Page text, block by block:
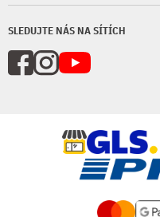
SLEDUJTE NÁS NA SÍTÍCH